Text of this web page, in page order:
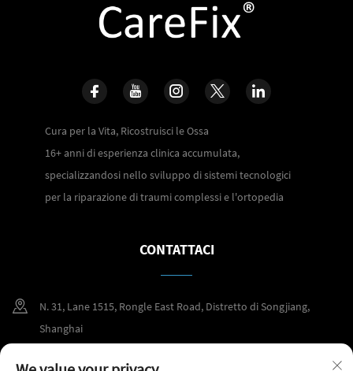
Cura per la Vita, Ricostruisci le Ossa
16+ anni di esperienza clinica accumulata,
specializzandosi nello sviluppo di sistemi tecnologici
per la riparazione di traumi complessi e l'ortopedia
CONTATTACI
N. 31, Lane 1515, Rongle East Road, Distretto di Songjiang,
Shanghai
+86 400 098 2859